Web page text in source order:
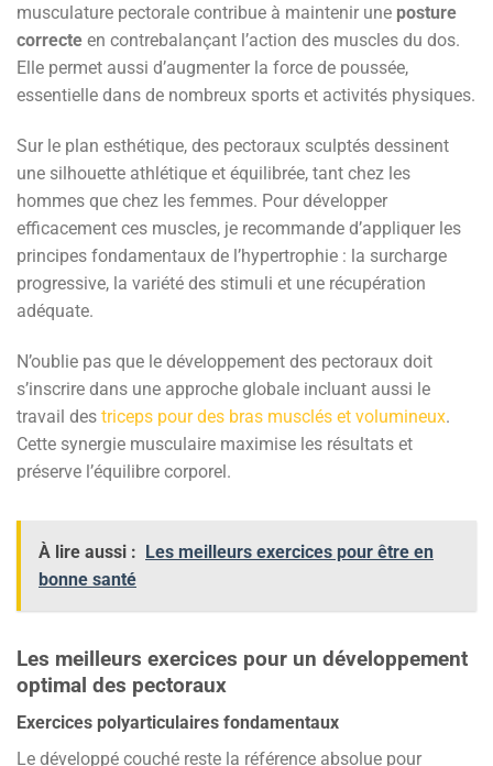
musculature pectorale contribue à maintenir une posture
correcte en contrebalançant l’action des muscles du dos.
Elle permet aussi d’augmenter la force de poussée,
essentielle dans de nombreux sports et activités physiques.
Sur le plan esthétique, des pectoraux sculptés dessinent
une silhouette athlétique et équilibrée, tant chez les
hommes que chez les femmes. Pour développer
efficacement ces muscles, je recommande d’appliquer les
principes fondamentaux de l’hypertrophie : la surcharge
progressive, la variété des stimuli et une récupération
adéquate.
N’oublie pas que le développement des pectoraux doit
s’inscrire dans une approche globale incluant aussi le
travail des triceps pour des bras musclés et volumineux.
Cette synergie musculaire maximise les résultats et
préserve l’équilibre corporel.
À lire aussi : Les meilleurs exercices pour être en
bonne santé
Les meilleurs exercices pour un développement
optimal des pectoraux
Exercices polyarticulaires fondamentaux
Le développé couché reste la référence absolue pour